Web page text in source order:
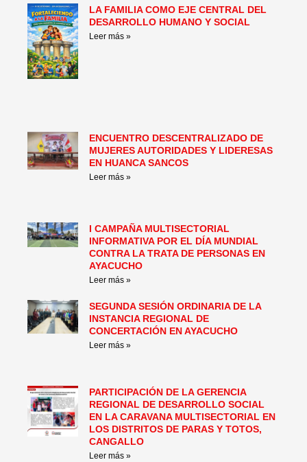
LA FAMILIA COMO EJE CENTRAL DEL
DESARROLLO HUMANO Y SOCIAL
Leer más »
ENCUENTRO DESCENTRALIZADO DE
MUJERES AUTORIDADES Y LIDERESAS
EN HUANCA SANCOS
Leer más »
I CAMPAÑA MULTISECTORIAL
INFORMATIVA POR EL DÍA MUNDIAL
CONTRA LA TRATA DE PERSONAS EN
AYACUCHO
Leer más »
SEGUNDA SESIÓN ORDINARIA DE LA
INSTANCIA REGIONAL DE
CONCERTACIÓN EN AYACUCHO
Leer más »
PARTICIPACIÓN DE LA GERENCIA
REGIONAL DE DESARROLLO SOCIAL
EN LA CARAVANA MULTISECTORIAL EN
LOS DISTRITOS DE PARAS Y TOTOS,
CANGALLO
Leer más »
PagePagePagePagePagePage